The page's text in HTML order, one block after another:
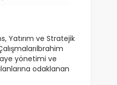
Yatırım ve Stratejik
yönetimi ve
odaklanan